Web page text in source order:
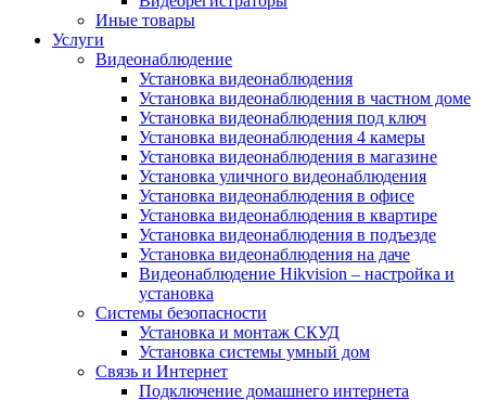
Иные товары
Услуги
Видеонаблюдение
Установка видеонаблюдения
Установка видеонаблюдения в частном доме
Установка видеонаблюдения под ключ
Установка видеонаблюдения 4 камеры
Установка видеонаблюдения в магазине
Установка уличного видеонаблюдения
Установка видеонаблюдения в офисе
Установка видеонаблюдения в квартире
Установка видеонаблюдения в подъезде
Установка видеонаблюдения на даче
Видеонаблюдение Hikvision – настройка и
установка
Системы безопасности
Установка и монтаж СКУД
Установка системы умный дом
Связь и Интернет
Подключение домашнего интернета